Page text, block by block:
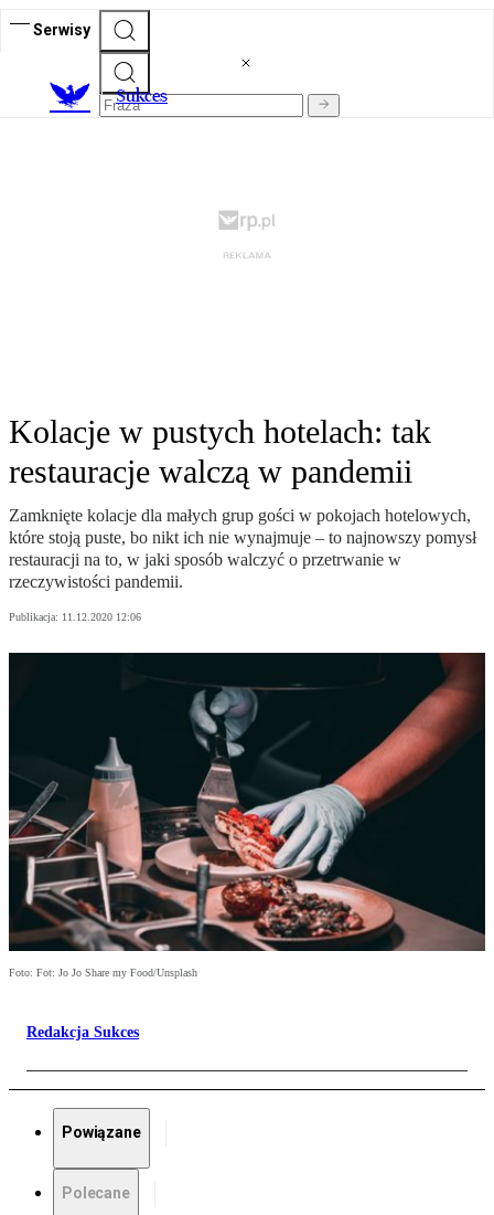
Serwisy
Sukces
Kolacje w pustych hotelach: tak
restauracje walczą w pandemii
Zamknięte kolacje dla małych grup gości w pokojach hotelowych,
które stoją puste, bo nikt ich nie wynajmuje – to najnowszy pomysł
restauracji na to, w jaki sposób walczyć o przetrwanie w
rzeczywistości pandemii.
Publikacja: 11.12.2020 12:06
Foto: Fot: Jo Jo Share my Food/Unsplash
Redakcja Sukces
Powiązane
Polecane